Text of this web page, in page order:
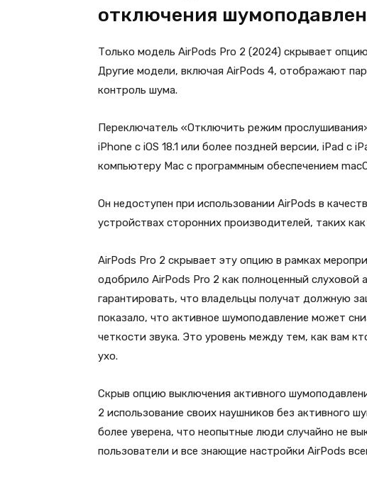
отключения
Только модель AirPods Pro 2 (2024) скрывает
Другие модели, включая AirPods 4, отображают
контроль шума.
Переключатель «Отключить режим
iPhone с iOS 18.1 или более поздней версии, iPad с
компьютеру Mac с программным обеспечением
Он недоступен при использовании AirPods в
устройствах сторонних производителей, таких
AirPods Pro 2 скрывает эту опцию в рамках
одобрило AirPods Pro 2 как полноценный слуховой
гарантировать, что владельцы получат должную
показало, что активное шумоподавление может
четкости звука. Это уровень между тем, как вам
ухо.
Скрыв опцию выключения активного
2 использование своих наушников без активного
более уверена, что неопытные люди случайно не
пользователи и все знающие настройки AirPods